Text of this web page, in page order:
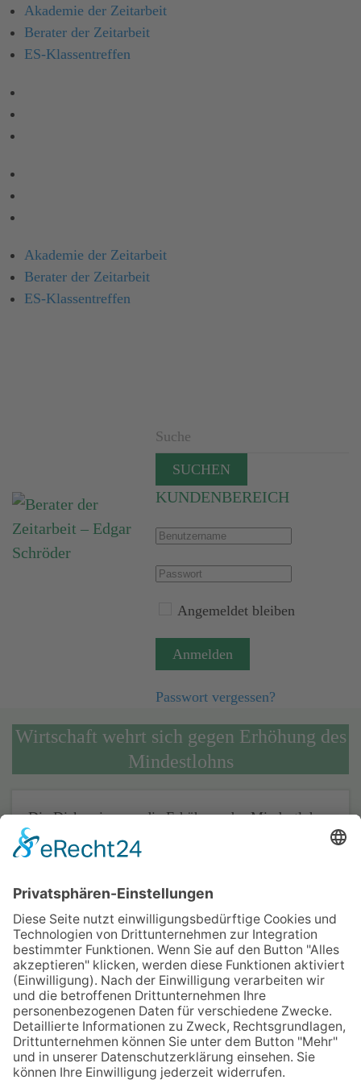
Akademie der Zeitarbeit
Berater der Zeitarbeit
ES-Klassen­treffen
Akademie der Zeitarbeit
Berater der Zeitarbeit
ES-Klassentreffen
SUCHEN
KUNDENBEREICH
Angemeldet bleiben
Anmelden
Passwort vergessen?
Wirtschaft wehrt sich gegen Erhöhung des
Mindestlohns
Die Diskussion um die Erhöhung des Mindestlohns
nimmt Fahrt auf. Während Gewerkschaften für eine
Anpassung plädieren, formiert sich in der
möglichen negativen Auswirkungen auf
Arbeitsplätze und Wettbewerbsfähigkeit. Dieser
Artikel beleuchtet die Argumente beider Seiten und
die potenziellen Folgen für die Arbeitswelt in
Deutschland.
Quelle:Proplanta